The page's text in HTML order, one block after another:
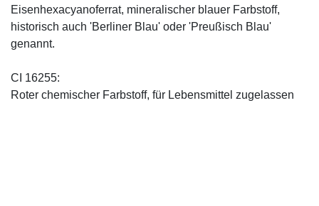
Eisenhexacyanoferrat, mineralischer blauer Farbstoff,
historisch auch 'Berliner Blau' oder 'Preußisch Blau'
genannt.
CI 16255:
Roter chemischer Farbstoff, für Lebensmittel zugelassen